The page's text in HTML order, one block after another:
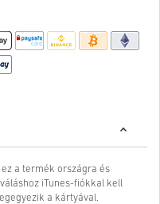
a termék országra és
iTunes-fiókkal kell
a kártyával.